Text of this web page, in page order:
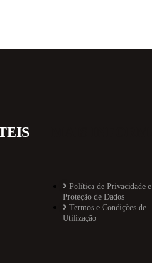
Política de Privacidade e
Proteção de Dados
Termos e Condições de
Utilização